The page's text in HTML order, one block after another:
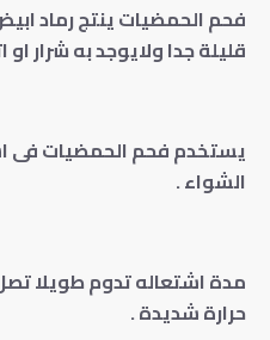
فحم الحمضيات ينتج رماد
قليلة جدا ولايوجد به شرار او
يستخدم فحم الحمضيات فى
الشواء .
حرارة شديدة .